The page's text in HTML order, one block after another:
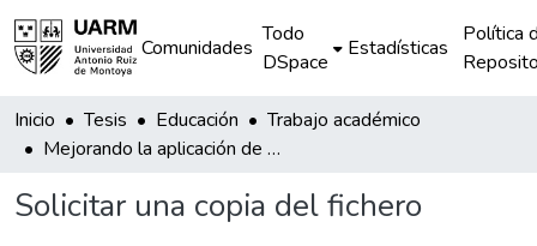
Comunidades
Todo
DSpace
Estadísticas
Política
Inicio Tesis Educación
Trabajo académico
Mejorando la aplicación de los procesos pedagógicos y didácticos mediante el monitoreo y acompañamiento estratégico en la I.E. Industrial Ricardo Palma de Chuparo.
Solicitar una copia del fichero